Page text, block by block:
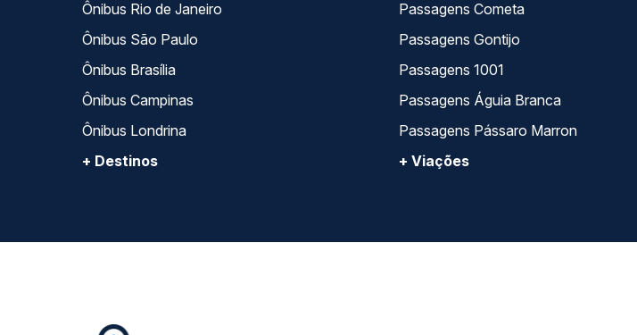
Ônibus Rio de Janeiro
Ônibus São Paulo
Ônibus Brasília
Ônibus Campinas
Ônibus Londrina
+ Destinos
Passagens Cometa
Passagens Gontijo
Passagens 1001
Passagens Águia Branca
Passagens Pássaro Marron
+ Viações